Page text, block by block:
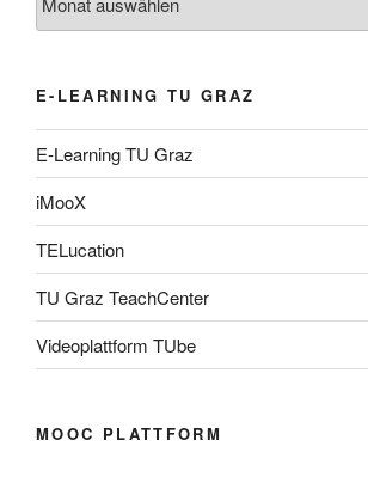
E-LEARNING TU GRAZ
E-Learning TU Graz
iMooX
TELucation
TU Graz TeachCenter
Videoplattform TUbe
MOOC PLATTFORM